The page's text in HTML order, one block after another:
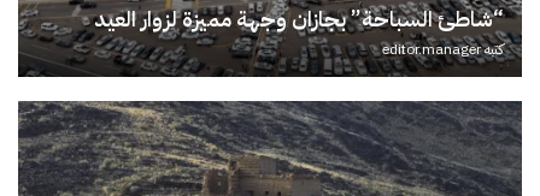
“شاطئ السباحة” بجازان وجهة مميزة لزوار العيد
كتبهeditor.manager